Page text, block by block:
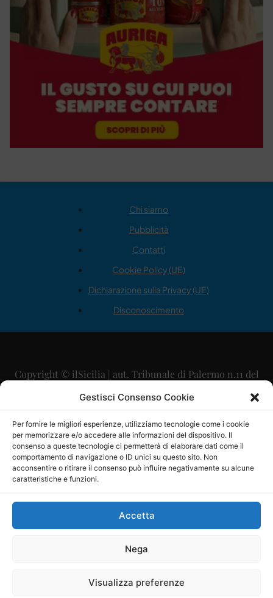
Gestisci Consenso Cookie
Per fornire le migliori esperienze, utilizziamo tecnologie come i cookie
per memorizzare e/o accedere alle informazioni del dispositivo. Il
consenso a queste tecnologie ci permetterà di elaborare dati come il
comportamento di navigazione o ID unici su questo sito. Non
acconsentire o ritirare il consenso può influire negativamente su alcune
caratteristiche e funzioni.
Accetta
Nega
Visualizza preferenze
Chi siamo
Pubblicità
Contatti
Cookie Policy (UE)
Dichiarazione sulla Privacy (UE)
Disconoscimento
Copyright © ilSicilia | aut. Tribunale di Palermo n.11 del
29/09/2015
Direttore Editoriale: Maurizio Scaglione
Direttore Responsabile: Maria Calabrese
P.IVA: 06334930820
Mercurio Comunicazione Società Cooperativa a r.l. è
iscritta al Registro degli Operatori di Comunicazione al
Sito gestito daLa Digitale srl–info@ladigitale.it